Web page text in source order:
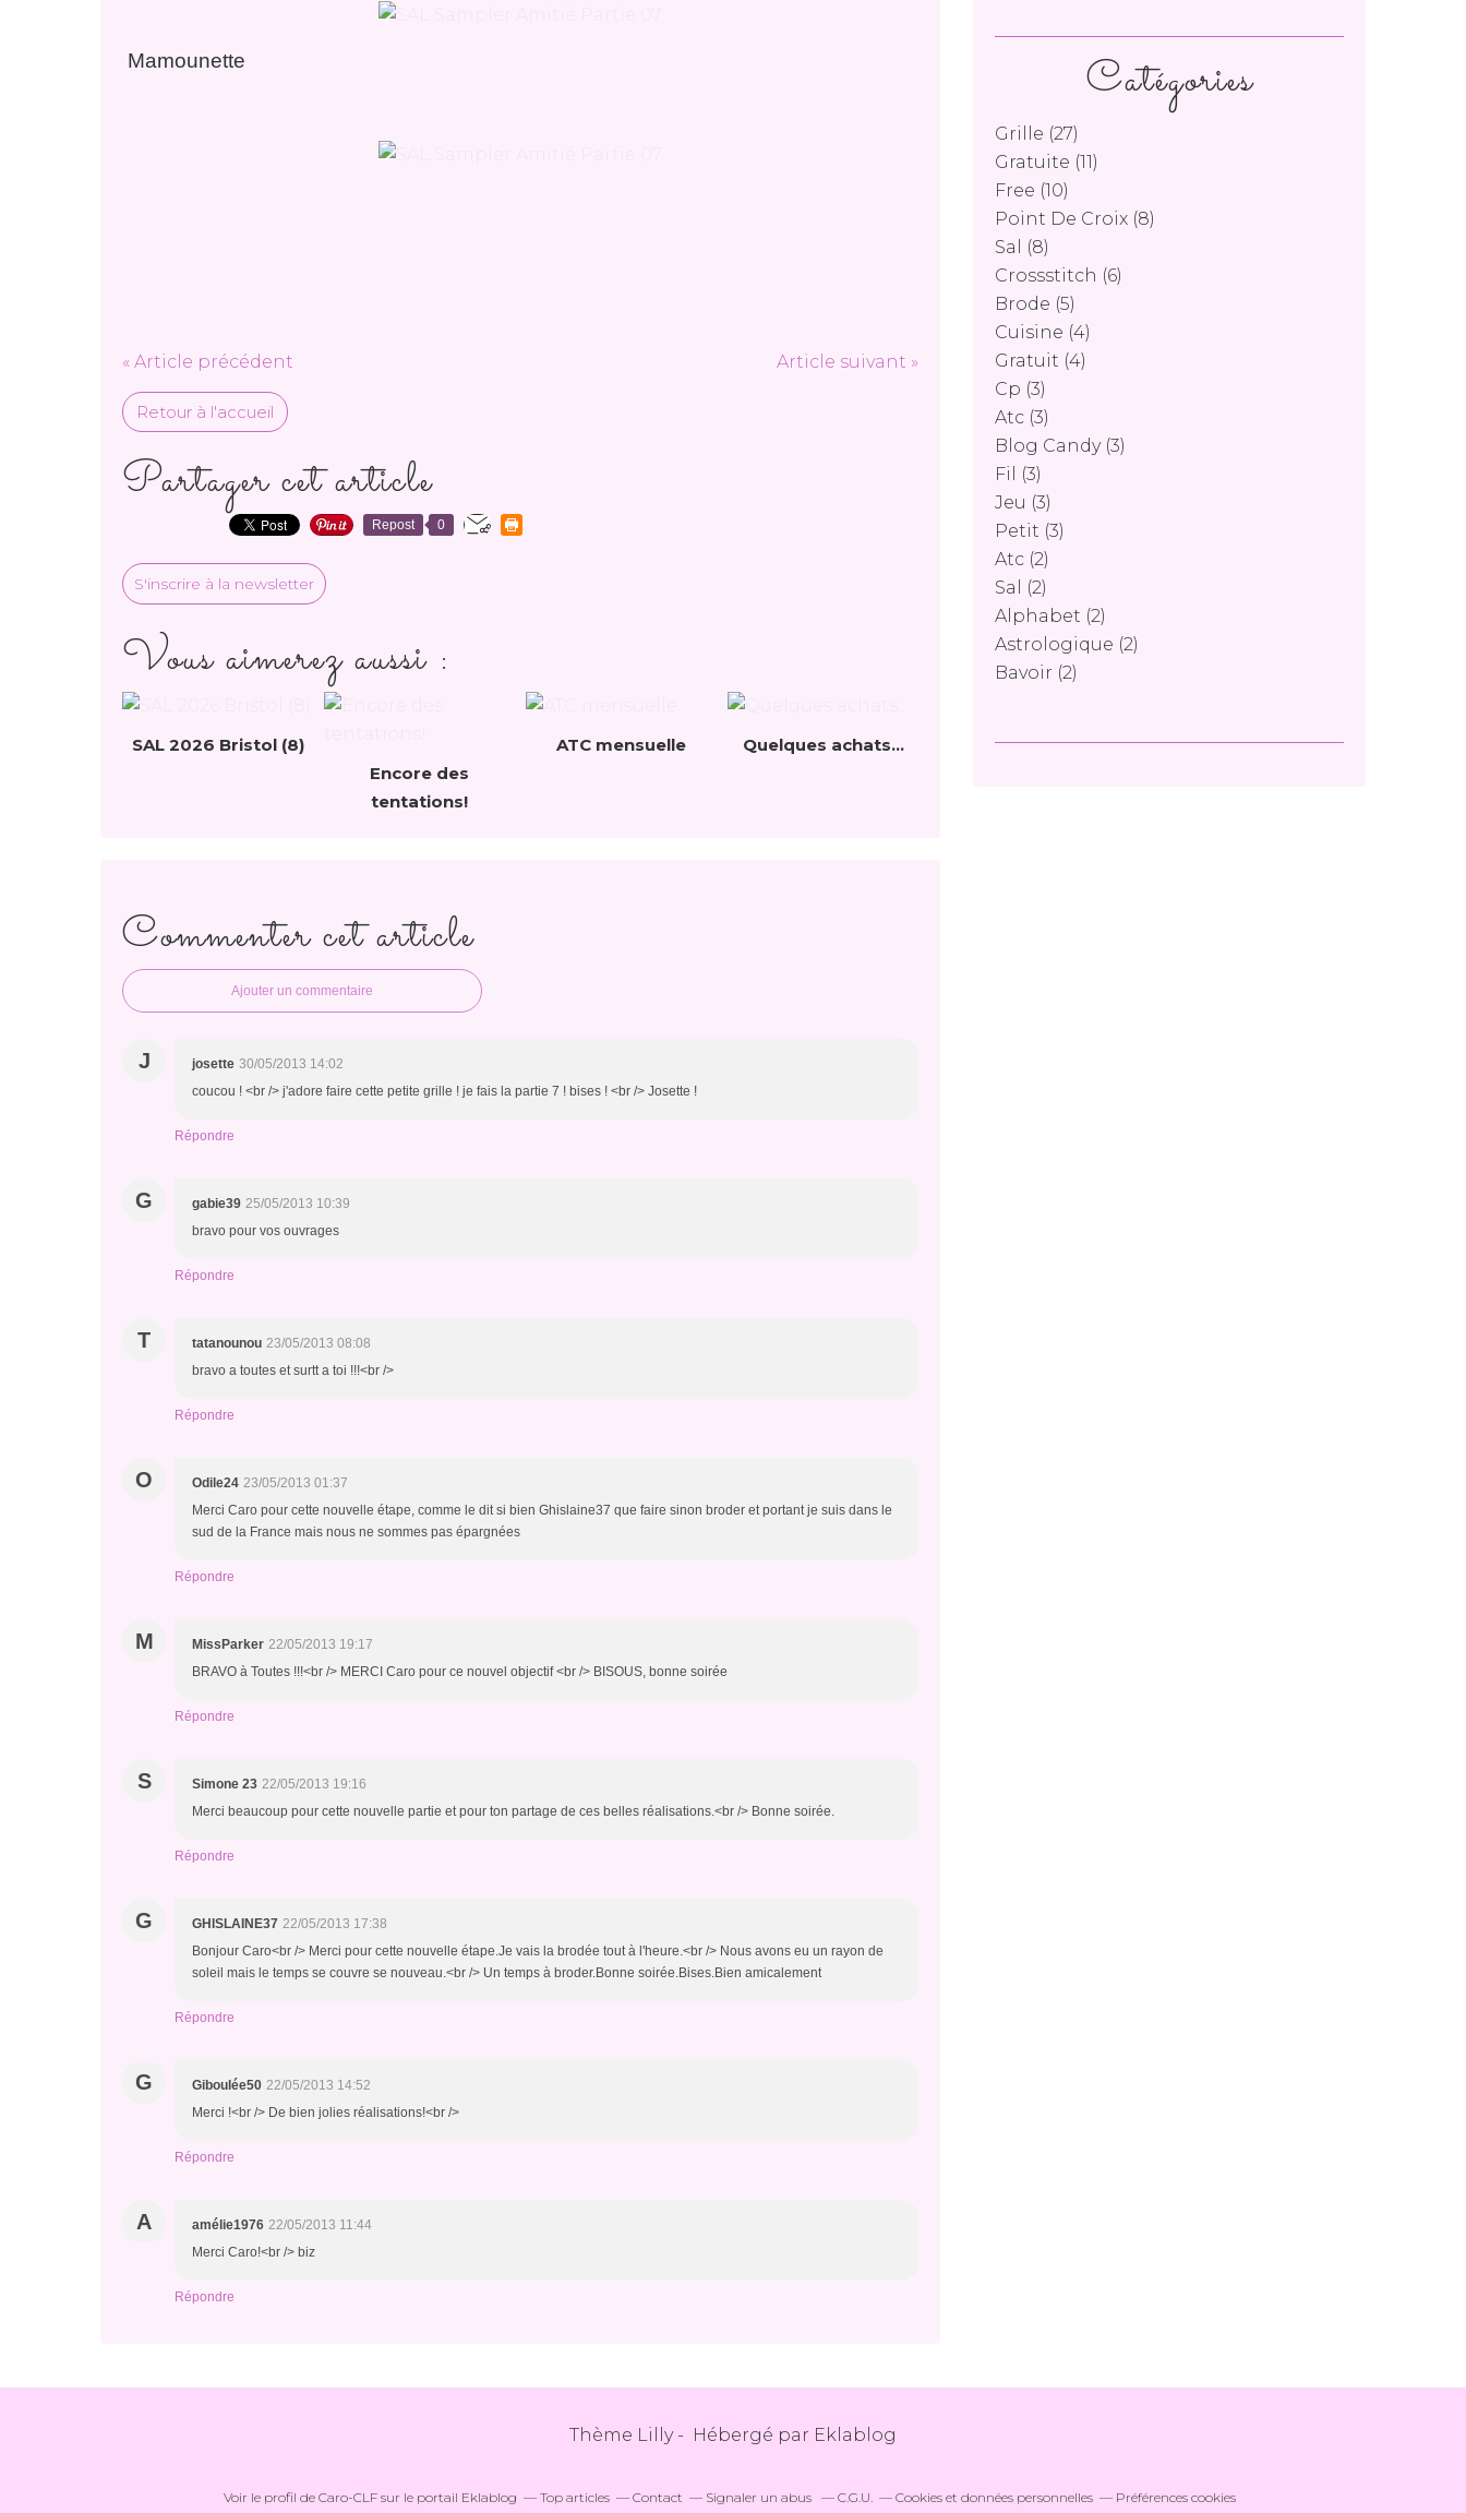
Mamounette
« Article précédent Article suivant »
Retour à l'accueil
Partager cet article
Repost 0
S'inscrire à la newsletter
Vous aimerez aussi :
SAL 2026 Bristol (8)
Encore des
tentations!
ATC mensuelle Quelques achats...
Commenter cet article
Ajouter un commentaire
J josette 30/05/2013 14:02
coucou ! <br /> j'adore faire cette petite grille ! je fais la partie 7 ! bises ! <br /> Josette !
Répondre
G gabie39 25/05/2013 10:39
bravo pour vos ouvrages
Répondre
T tatanounou 23/05/2013 08:08
bravo a toutes et surtt a toi !!!<br />
Répondre
O Odile24 23/05/2013 01:37
Merci Caro pour cette nouvelle étape, comme le dit si bien Ghislaine37 que faire sinon broder et portant je suis dans le
sud de la France mais nous ne sommes pas épargnées
Répondre
M MissParker 22/05/2013 19:17
BRAVO à Toutes !!!<br /> MERCI Caro pour ce nouvel objectif <br /> BISOUS, bonne soirée
Répondre
S Simone 23 22/05/2013 19:16
Merci beaucoup pour cette nouvelle partie et pour ton partage de ces belles réalisations.<br /> Bonne soirée.
Répondre
G GHISLAINE37 22/05/2013 17:38
Bonjour Caro<br /> Merci pour cette nouvelle étape.Je vais la brodée tout à l'heure.<br /> Nous avons eu un rayon de
soleil mais le temps se couvre se nouveau.<br /> Un temps à broder.Bonne soirée.Bises.Bien amicalement
Répondre
G Giboulée50 22/05/2013 14:52
Merci !<br /> De bien jolies réalisations!<br />
Répondre
A amélie1976 22/05/2013 11:44
Merci Caro!<br /> biz
Répondre
Catégories
Grille (27)
Gratuite (11)
Free (10)
Point De Croix (8)
Sal
(8)
Crossstitch (6)
Brode (5)
Cuisine (4)
Gratuit (4)
Cp (3)
Atc (3)
Blog Candy(3)
Fil
(3)
Jeu (3)
Petit (3)
Atc (2)
Sal
(2)
Alphabet (2)
Astrologique (2)
Bavoir (2)
Thème Lilly - Hébergé par Eklablog
Voir le profil de Caro-CLF sur le portail Eklablog Top articles Contact Signaler un abus C.G.U. Cookies et données personnelles Préférences cookies